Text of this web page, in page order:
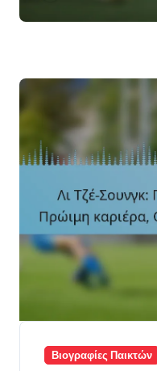
Βιογραφίες Παικτών